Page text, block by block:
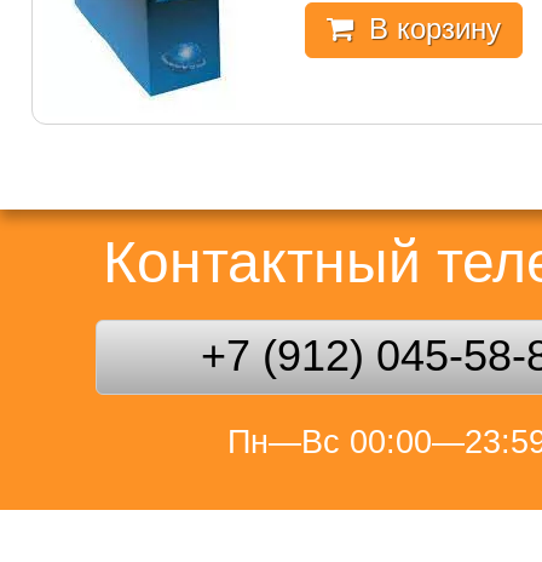
В корзину
Контактный
+7 (912) 045-58-
Пн—Вс